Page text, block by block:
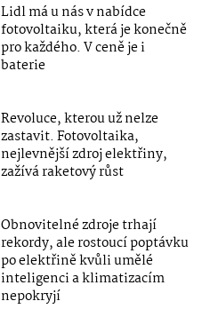
Lidl má u nás v nabídce
fotovoltaiku, která je konečně
pro každého. V ceně je i
baterie
Revoluce, kterou už nelze
zastavit. Fotovoltaika,
nejlevnější zdroj elektřiny,
zažívá raketový růst
Obnovitelné zdroje trhají
rekordy, ale rostoucí poptávku
po elektřině kvůli umělé
inteligenci a klimatizacím
nepokryjí